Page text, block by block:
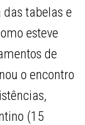
tabelas e
esteve
de
o encontro
(15